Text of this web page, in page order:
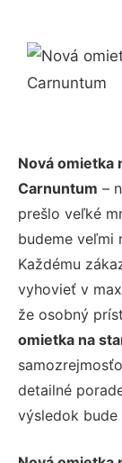
Nová omietka
Carnuntum –
prešlo veľké
budeme veľmi
Každému
vyhovieť v
že osobný
omietka na
detailné
výsledok bude